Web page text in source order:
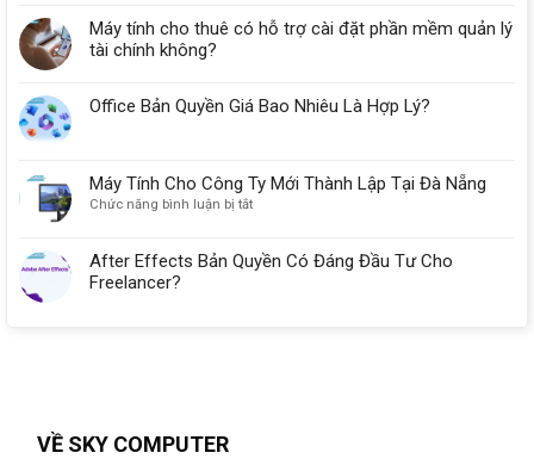
Máy tính cho thuê có hỗ trợ cài đặt phần mềm quản lý
tài chính không?
Office Bản Quyền Giá Bao Nhiêu Là Hợp Lý?
Máy Tính Cho Công Ty Mới Thành Lập Tại Đà Nẵng
Chức năng bình luận bị tắtở
Cho
After Effects Bản Quyền Có Đáng Đầu Tư Cho
Freelancer?
VỀ SKY COMPUTER